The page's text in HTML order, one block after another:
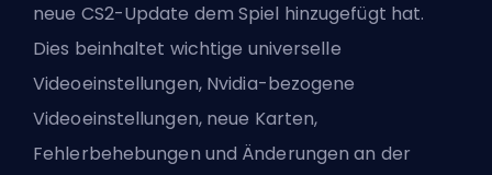
neue CS2-Update dem Spiel hinzugefügt hat.
Dies beinhaltet wichtige universelle
Videoeinstellungen, Nvidia-bezogene
Videoeinstellungen, neue Karten,
Fehlerbehebungen und Änderungen an der